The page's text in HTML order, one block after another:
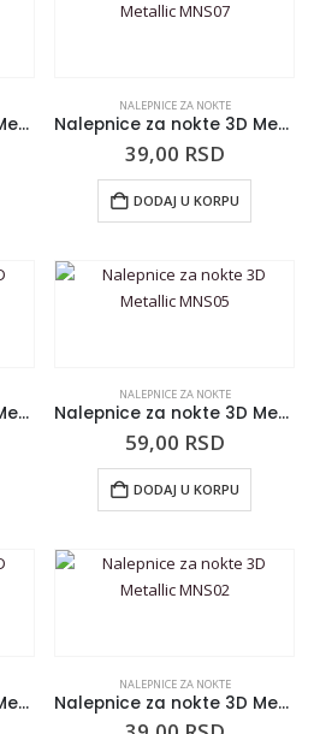
Nalepnice za nokte 3D Metallic MNS09
NALEPNICE ZA NOKTE
Nalepnice za nokte 3D Metallic MNS07
39,00 RSD
DODAJ U KORPU
Nalepnice za nokte 3D Metallic MNS06
NALEPNICE ZA NOKTE
Nalepnice za nokte 3D Metallic MNS05
59,00 RSD
DODAJ U KORPU
Nalepnice za nokte 3D Metallic MNS04
NALEPNICE ZA NOKTE
Nalepnice za nokte 3D Metallic MNS02